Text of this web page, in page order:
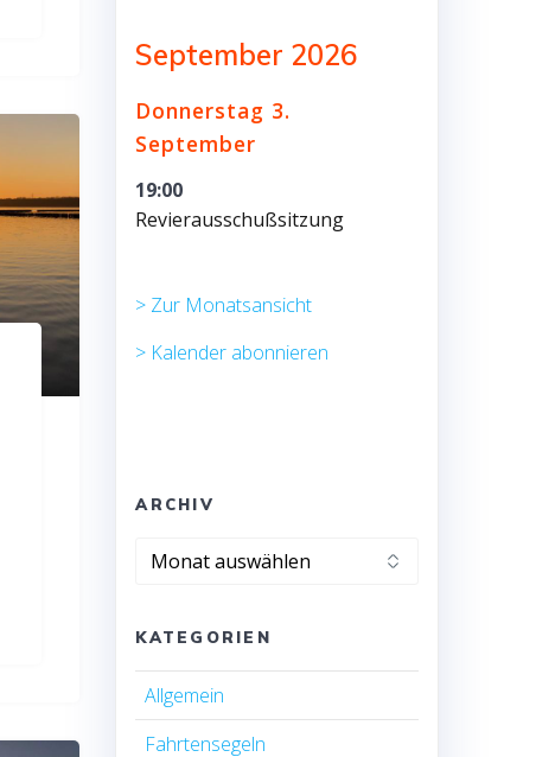
September 2026
Donnerstag 3.
September
19:00
Revierausschußsitzung
> Zur Monatsansicht
> Kalender abonnieren
ARCHIV
Archiv
KATEGORIEN
Allgemein
Fahrtensegeln